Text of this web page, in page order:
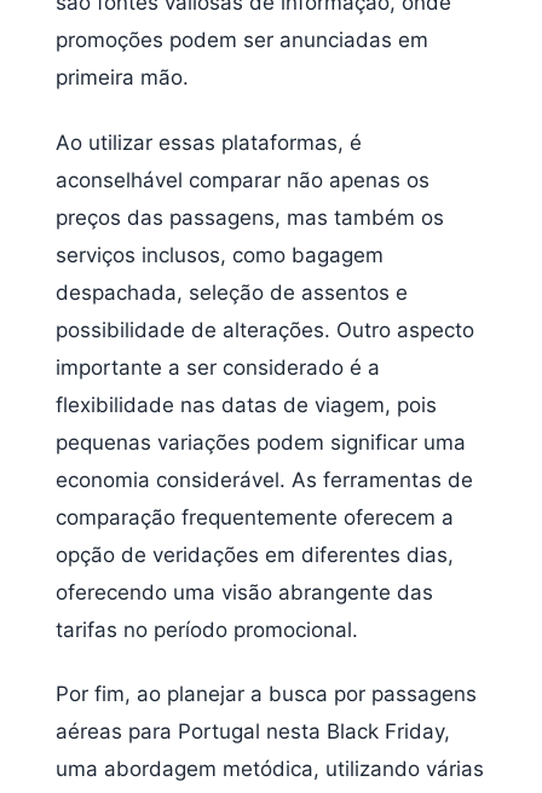
promoções podem ser anunciadas em
primeira mão.
Ao utilizar essas plataformas, é
aconselhável comparar não apenas os
preços das passagens, mas também os
serviços inclusos, como bagagem
despachada, seleção de assentos e
possibilidade de alterações. Outro aspecto
importante a ser considerado é a
flexibilidade nas datas de viagem, pois
pequenas variações podem significar uma
economia considerável. As ferramentas de
comparação frequentemente oferecem a
opção de veridações em diferentes dias,
oferecendo uma visão abrangente das
tarifas no período promocional.
Por fim, ao planejar a busca por passagens
aéreas para Portugal nesta Black Friday,
uma abordagem metódica, utilizando várias